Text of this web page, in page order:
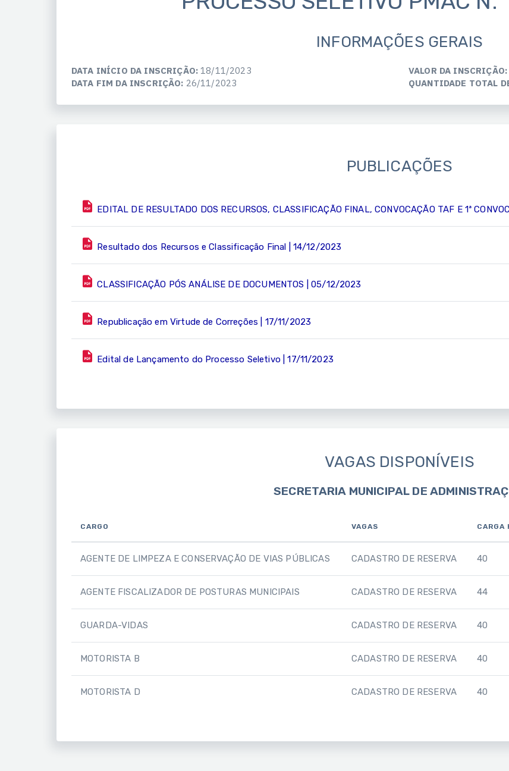
INFORMAÇÕES GERAIS
DATA INÍCIO DA INSCRIÇÃO: 18/11/2023
DATA FIM DA INSCRIÇÃO: 26/11/2023
VALOR DA INSCRIÇÃO:
QUANTIDADE TOTAL
PUBLICAÇÕES
EDITAL DE RESULTADO DOS RECURSOS, CLASSIFICAÇÃO FINAL, CONVOCAÇÃO TAF E 1ª
Resultado dos Recursos e Classificação Final | 14/12/2023
CLASSIFICAÇÃO PÓS ANÁLISE DE DOCUMENTOS | 05/12/2023
Republicação em Virtude de Correções | 17/11/2023
Edital de Lançamento do Processo Seletivo | 17/11/2023
VAGAS DISPONÍVEIS
SECRETARIA MUNICIPAL DE
CARGO VAGAS CARGA
AGENTE DE LIMPEZA E CONSERVAÇÃO DE VIAS PÚBLICAS CADASTRO DE RESERVA 40
AGENTE FISCALIZADOR DE POSTURAS MUNICIPAIS CADASTRO DE RESERVA 44
GUARDA-VIDAS CADASTRO DE RESERVA 40
MOTORISTA B CADASTRO DE RESERVA 40
MOTORISTA D CADASTRO DE RESERVA 40